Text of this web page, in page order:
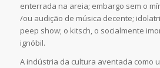
enterrada na areia; embargo sem o
/ou audição de música decente;
peep show; o kitsch, o socialmente
ignóbil.
A indústria da cultura aventada como